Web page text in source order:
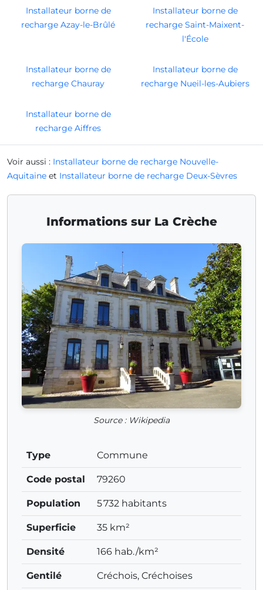
Installateur borne de
recharge Azay-le-Brûlé
Installateur borne de
recharge Saint-Maixent-
l'École
Installateur borne de
recharge Chauray
Installateur borne de
recharge Nueil-les-Aubiers
Installateur borne de
recharge Aiffres
Voir aussi : Installateur borne de recharge Nouvelle-
Aquitaine et Installateur borne de recharge Deux-Sèvres
Informations sur La Crèche
Source : Wikipedia
Type Commune
Code postal 79260
Population 5 732 habitants
Superficie 35 km²
Densité 166 hab./km²
Gentilé Créchois, Créchoises